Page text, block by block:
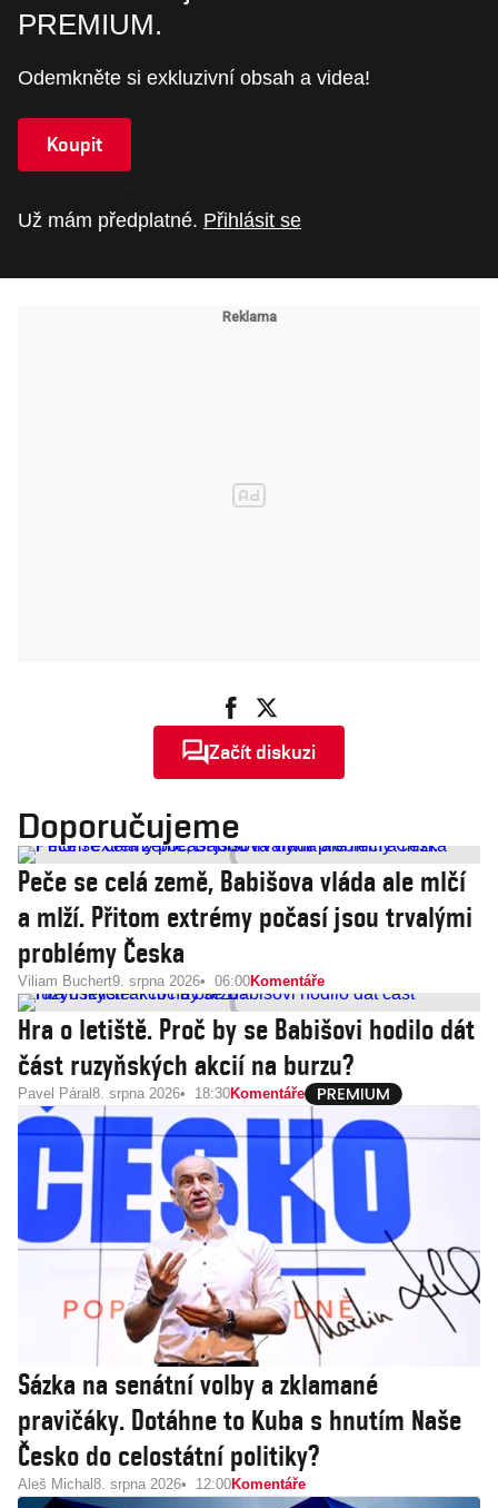
PREMIUM.
Odemkněte si exkluzivní obsah a videa!
Koupit
Už mám předplatné. Přihlásit se
Začít diskuzi
Doporučujeme
Peče se celá země, Babišova vláda ale mlčí
a mlží. Přitom extrémy počasí jsou trvalými
problémy Česka
Viliam Buchert9. srpna 2026 06:00Komentáře
Hra o letiště. Proč by se Babišovi hodilo dát
část ruzyňských akcií na burzu?
Pavel Páral 8. srpna 2026 18:30Komentáře
Sázka na senátní volby a zklamané
pravičáky. Dotáhne to Kuba s hnutím Naše
Česko do celostátní politiky?
Aleš Michal 8. srpna 2026 12:00Komentáře